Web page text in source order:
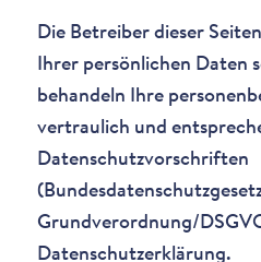
Die Betreiber dieser
Ihrer persönlichen Daten
behandeln Ihre
vertraulich und
Datenschutzvorschriften
Grundverordnung/
Datenschutzerklärung.